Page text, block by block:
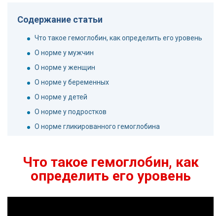
Содержание статьи
Что такое гемоглобин, как определить его уровень
О норме у мужчин
О норме у женщин
О норме у беременных
О норме у детей
О норме у подростков
О норме гликированного гемоглобина
Что такое гемоглобин, как
определить его уровень